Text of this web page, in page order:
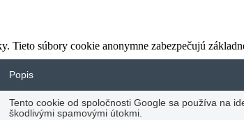
súbory cookie anonymne zabezpečujú
Popis
Tento cookie od spoločnosti Google sa používa na
škodlivými spamovými útokmi.